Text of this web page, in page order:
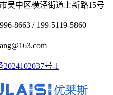
吴中区横泾街道上新路15号
8663 / 199-5119-5860
2024102037号-1